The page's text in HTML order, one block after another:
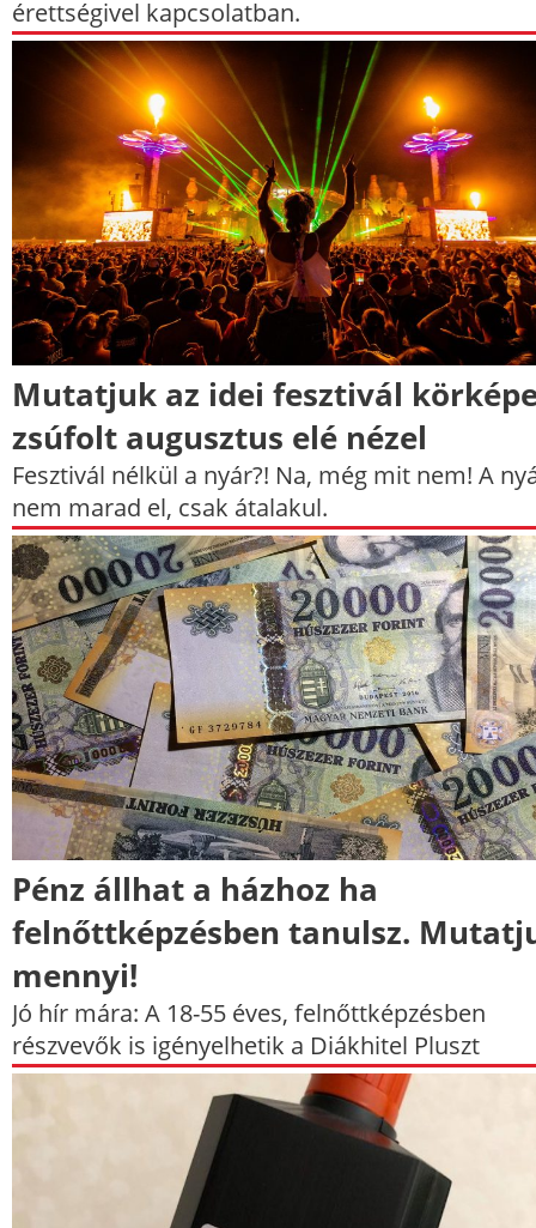
érettségivel kapcsolatban.
Mutatjuk az idei fesztivál
zsúfolt augusztus elé nézel
Fesztivál nélkül a nyár?! Na, még mit nem! A
nem marad el, csak átalakul.
Pénz állhat a házhoz ha
felnőttképzésben tanulsz.
mennyi!
Jó hír mára: A 18-55 éves, felnőttképzésben
részvevők is igényelhetik a Diákhitel Pluszt